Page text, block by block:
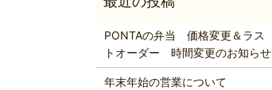
PONTAの弁当 価格変更＆ラス
トオーダー 時間変更のお知らせ
年末年始の営業について